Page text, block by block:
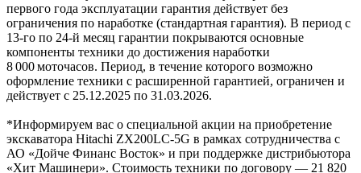
первого года эксплуатации гарантия действует без
ограничения по наработке (стандартная гарантия). В период с
13‑го по 24‑й месяц гарантии покрываются основные
компоненты техники до достижения наработки
8 000 моточасов. Период, в течение которого возможно
оформление техники с расширенной гарантией, ограничен и
действует с 25.12.2025 по 31.03.2026.
*Информируем вас о специальной акции на приобретение
экскаватора Hitachi ZX200LC-5G в рамках сотрудничества с
АО «Дойче Финанс Восток» и при поддержке дистрибьютора
«Хит Машинери». Стоимость техники по договору — 21 820